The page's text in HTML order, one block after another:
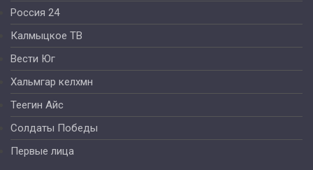
Россия 24
Калмыцкое ТВ
Вести Юг
Хальмгар келхмн
Теегин Айс
Солдаты Победы
Первые лица